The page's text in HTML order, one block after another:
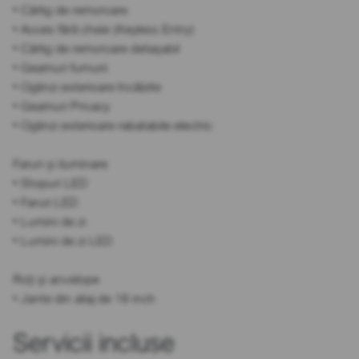
• Cârlig de remorcare
• Acces fără cheie (Keyless Entry)
• Cârlig de remorcare detașabil
• Geamuri fumurii
• Oglinzi exterioare încălzite
• Geamuri Privacy
• Oglinzi exterioare rabatabile electric
Faruri și iluminare
• Stopuri LED
• Faruri LED
• Lumini de zi
• Lumini de zi LED
Roți și anvelope
• Jante din aliaj de 18 inch
Servicii incluse